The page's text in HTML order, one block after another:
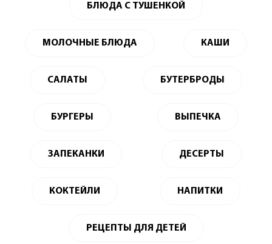
БЛЮДА С ТУШЕНКОЙ
МОЛОЧНЫЕ БЛЮДА КАШИ
САЛАТЫ БУТЕРБРОДЫ
БУРГЕРЫ ВЫПЕЧКА
ЗАПЕКАНКИ ДЕСЕРТЫ
КОКТЕЙЛИ НАПИТКИ
РЕЦЕПТЫ ДЛЯ ДЕТЕЙ